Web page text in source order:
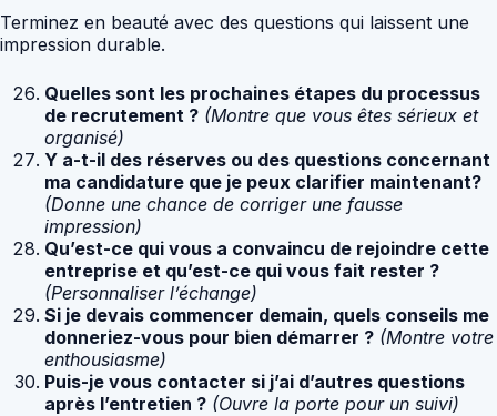
Terminez en beauté avec des questions qui laissent une
impression durable.
Quelles sont les prochaines étapes du processus
de recrutement ? (Montre que vous êtes sérieux et
organisé)
Y a-t-il des réserves ou des questions concernant
ma candidature que je peux clarifier maintenant?
(Donne une chance de corriger une fausse
impression)
Qu’est-ce qui vous a convaincu de rejoindre cette
entreprise et qu’est-ce qui vous fait rester ?
(Personnaliser l’échange)
Si je devais commencer demain, quels conseils me
donneriez-vous pour bien démarrer ? (Montre votre
enthousiasme)
Puis-je vous contacter si j’ai d’autres questions
après l’entretien ? (Ouvre la porte pour un suivi)